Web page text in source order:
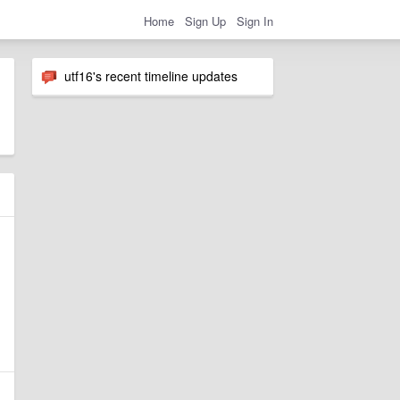
Home Sign Up Sign In
utf16's recent timeline updates